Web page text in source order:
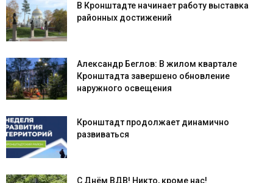
В Кронштадте начинает работу выставка
районных достижений
Александр Беглов: В жилом квартале
Кронштадта завершено обновление
наружного освещения
Кронштадт продолжает динамично
развиваться
С Днём ВДВ! Никто, кроме нас!